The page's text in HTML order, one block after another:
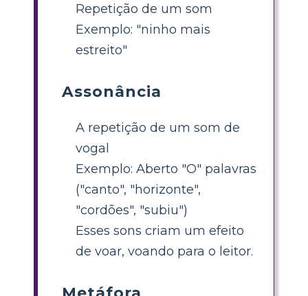
Repetição de um som
Exemplo: "ninho mais
estreito"
Assonância
A repetição de um som de
vogal
Exemplo: Aberto "O" palavras
("canto", "horizonte",
"cordões", "subiu")
Esses sons criam um efeito
de voar, voando para o leitor.